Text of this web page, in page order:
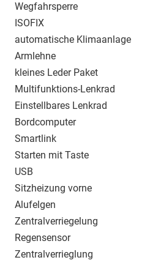
Wegfahrsperre
ISOFIX
automatische Klimaanlage
Armlehne
kleines Leder Paket
Multifunktions-Lenkrad
Einstellbares Lenkrad
Bordcomputer
Smartlink
Starten mit Taste
USB
Sitzheizung vorne
Alufelgen
Zentralverriegelung
Regensensor
Zentralverrieglung